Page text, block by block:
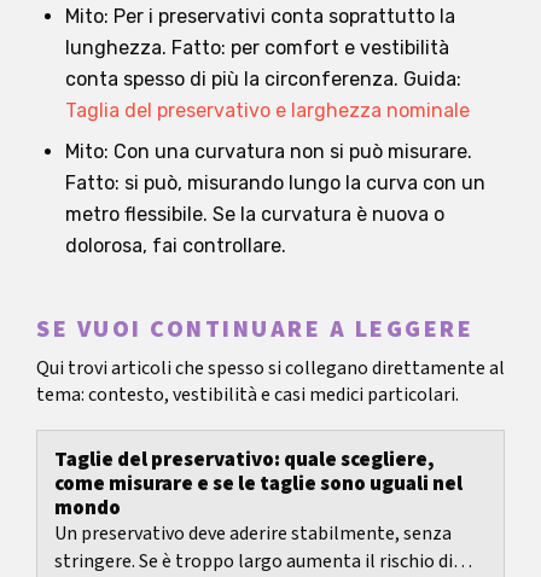
Mito: Per i preservativi conta soprattutto la
lunghezza. Fatto: per comfort e vestibilità
conta spesso di più la circonferenza. Guida:
Taglia del preservativo e larghezza nominale
Mito: Con una curvatura non si può misurare.
Fatto: si può, misurando lungo la curva con un
metro flessibile. Se la curvatura è nuova o
dolorosa, fai controllare.
SE VUOI CONTINUARE A LEGGERE
Qui trovi articoli che spesso si collegano direttamente al
tema: contesto, vestibilità e casi medici particolari.
Taglie del preservativo: quale scegliere,
come misurare e se le taglie sono uguali nel
mondo
Un preservativo deve aderire stabilmente, senza
stringere. Se è troppo largo aumenta il rischio di